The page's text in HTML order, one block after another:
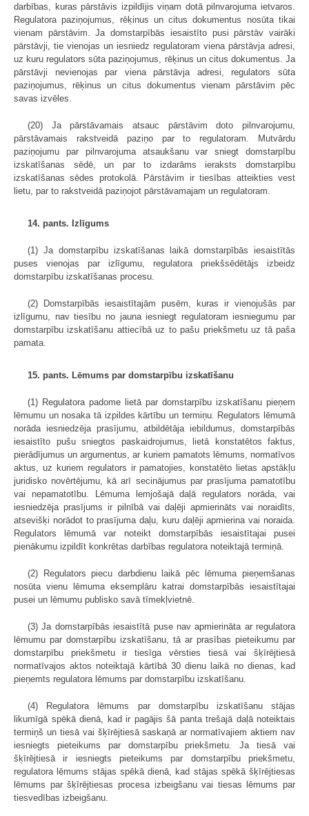
darbības, kuras pārstāvis izpildījis viņam dotā pilnvarojuma ietvaros.
Regulatora paziņojumus, rēķinus un citus dokumentus nosūta tikai
vienam pārstāvim. Ja domstarpībās iesaistīto pusi pārstāv vairāki
pārstāvji, tie vienojas un iesniedz regulatoram viena pārstāvja adresi,
uz kuru regulators sūta paziņojumus, rēķinus un citus dokumentus. Ja
pārstāvji nevienojas par viena pārstāvja adresi, regulators sūta
paziņojumus, rēķinus un citus dokumentus vienam pārstāvim pēc
savas izvēles.
(20) Ja pārstāvamais atsauc pārstāvim doto pilnvarojumu,
pārstāvamais rakstveidā paziņo par to regulatoram. Mutvārdu
paziņojumu par pilnvarojuma atsaukšanu var sniegt domstarpību
izskatīšanas sēdē, un par to izdarāms ieraksts domstarpību
izskatīšanas sēdes protokolā. Pārstāvim ir tiesības atteikties vest
lietu, par to rakstveidā paziņojot pārstāvamajam un regulatoram.
14. pants. Izlīgums
(1) Ja domstarpību izskatīšanas laikā domstarpībās iesaistītās
puses vienojas par izlīgumu, regulatora priekšsēdētājs izbeidz
domstarpību izskatīšanas procesu.
(2) Domstarpībās iesaistītajām pusēm, kuras ir vienojušās par
izlīgumu, nav tiesību no jauna iesniegt regulatoram iesniegumu par
domstarpību izskatīšanu attiecībā uz to pašu priekšmetu uz tā paša
pamata.
15. pants. Lēmums par domstarpību izskatīšanu
(1) Regulatora padome lietā par domstarpību izskatīšanu pieņem
lēmumu un nosaka tā izpildes kārtību un termiņu. Regulators lēmumā
norāda iesniedzēja prasījumu, atbildētāja iebildumus, domstarpībās
iesaistīto pušu sniegtos paskaidrojumus, lietā konstatētos faktus,
pierādījumus un argumentus, ar kuriem pamatots lēmums, normatīvos
aktus, uz kuriem regulators ir pamatojies, konstatēto lietas apstākļu
juridisko novērtējumu, kā arī secinājumus par prasījuma pamatotību
vai nepamatotību. Lēmuma lemjošajā daļā regulators norāda, vai
iesniedzēja prasījums ir pilnībā vai daļēji apmierināts vai noraidīts,
atsevišķi norādot to prasījuma daļu, kuru daļēji apmierina vai noraida.
Regulators lēmumā var noteikt domstarpībās iesaistītajai pusei
pienākumu izpildīt konkrētas darbības regulatora noteiktajā termiņā.
(2) Regulators piecu darbdienu laikā pēc lēmuma pieņemšanas
nosūta vienu lēmuma eksemplāru katrai domstarpībās iesaistītajai
pusei un lēmumu publisko savā tīmekļvietnē.
(3) Ja domstarpībās iesaistītā puse nav apmierināta ar regulatora
lēmumu par domstarpību izskatīšanu, tā ar prasības pieteikumu par
domstarpību priekšmetu ir tiesīga vērsties tiesā vai šķīrējtiesā
normatīvajos aktos noteiktajā kārtībā 30 dienu laikā no dienas, kad
pieņemts regulatora lēmums par domstarpību izskatīšanu.
(4) Regulatora lēmums par domstarpību izskatīšanu stājas
likumīgā spēkā dienā, kad ir pagājis šā panta trešajā daļā noteiktais
termiņš un tiesā vai šķīrējtiesā saskaņā ar normatīvajiem aktiem nav
iesniegts pieteikums par domstarpību priekšmetu. Ja tiesā vai
šķīrējtiesā ir iesniegts pieteikums par domstarpību priekšmetu,
regulatora lēmums stājas spēkā dienā, kad stājas spēkā šķīrējtiesas
lēmums par šķīrējtiesas procesa izbeigšanu vai tiesas lēmums par
tiesvedības izbeigšanu.